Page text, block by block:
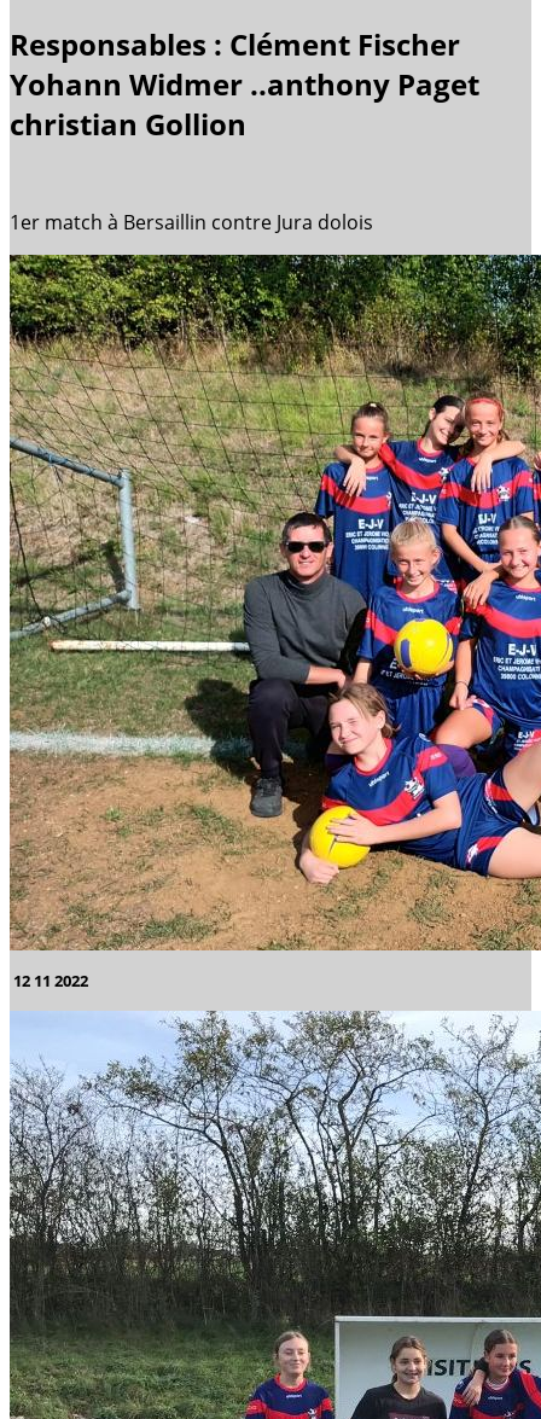
Responsables : Clément Fischer
Yohann Widmer ..anthony Paget
christian Gollion
1er match à Bersaillin contre Jura dolois
12 11 2022